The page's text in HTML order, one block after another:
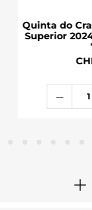
Quinta do
Superior